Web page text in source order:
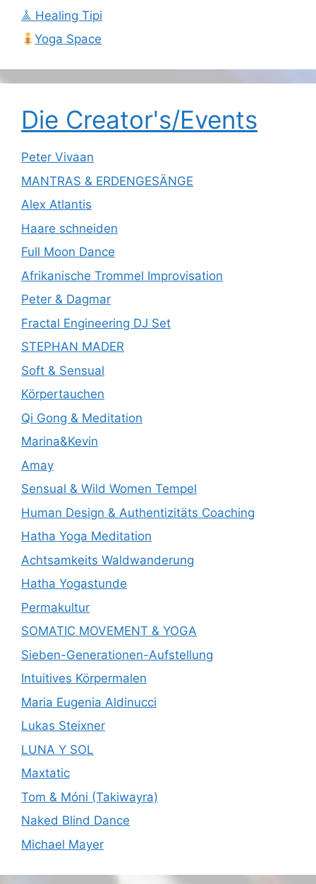
𖣰 Healing Tipi
Yoga Space
Die Creator's/Events
Peter Vivaan
MANTRAS & ERDENGESÄNGE
Alex Atlantis
Haare schneiden
Full Moon Dance
Afrikanische Trommel Improvisation
Peter & Dagmar
Fractal Engineering DJ Set
STEPHAN MADER
Soft & Sensual
Körpertauchen
Qi Gong & Meditation
Marina&Kevin
Amay
Sensual & Wild Women Tempel
Human Design & Authentizitäts Coaching
Hatha Yoga Meditation
Achtsamkeits Waldwanderung
Hatha Yogastunde
Permakultur
SOMATIC MOVEMENT & YOGA
Sieben-Generationen-Aufstellung
Intuitives Körpermalen
Maria Eugenia Aldinucci
Lukas Steixner
LUNA Y SOL
Maxtatic
Tom & Móni (Takiwayra)
Naked Blind Dance
Michael Mayer